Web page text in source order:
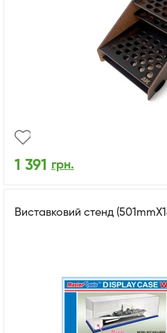
1 391 грн.
Виставковий стенд